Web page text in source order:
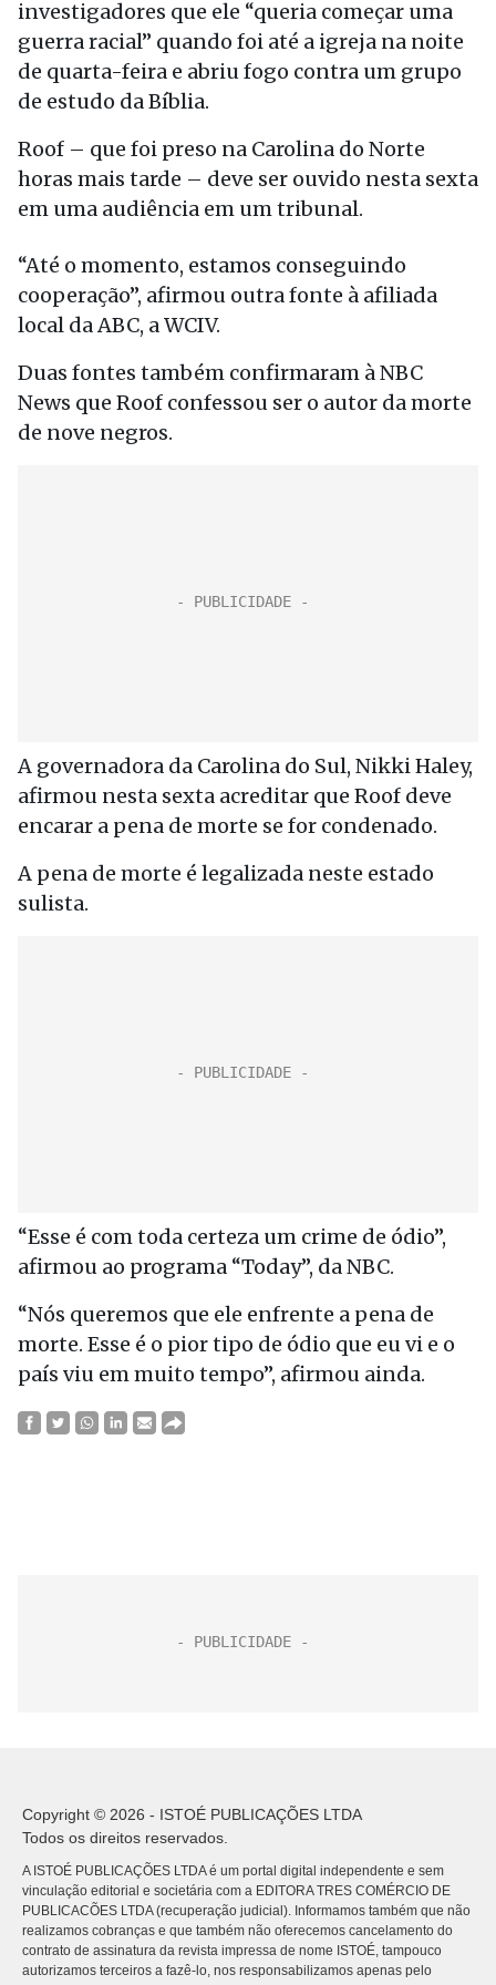
investigadores que ele “queria começar uma
guerra racial” quando foi até a igreja na noite
de quarta-feira e abriu fogo contra um grupo
de estudo da Bíblia.
Roof – que foi preso na Carolina do Norte
horas mais tarde – deve ser ouvido nesta sexta
em uma audiência em um tribunal.
“Até o momento, estamos conseguindo
cooperação”, afirmou outra fonte à afiliada
local da ABC, a WCIV.
Duas fontes também confirmaram à NBC
News que Roof confessou ser o autor da morte
de nove negros.
A governadora da Carolina do Sul, Nikki Haley,
afirmou nesta sexta acreditar que Roof deve
encarar a pena de morte se for condenado.
A pena de morte é legalizada neste estado
sulista.
“Esse é com toda certeza um crime de ódio”,
afirmou ao programa “Today”, da NBC.
“Nós queremos que ele enfrente a pena de
morte. Esse é o pior tipo de ódio que eu vi e o
país viu em muito tempo”, afirmou ainda.
Copyright © 2026 - ISTOÉ PUBLICAÇÕES LTDA
Todos os direitos reservados.
A ISTOÉ PUBLICAÇÕES LTDA é um portal digital independente e sem
vinculação editorial e societária com a EDITORA TRES COMÉRCIO DE
PUBLICACÕES LTDA (recuperação judicial). Informamos também que não
realizamos cobranças e que também não oferecemos cancelamento do
contrato de assinatura da revista impressa de nome ISTOÉ, tampouco
autorizamos terceiros a fazê-lo, nos responsabilizamos apenas pelo